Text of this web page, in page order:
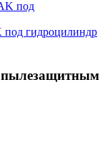
под гидроцилиндр